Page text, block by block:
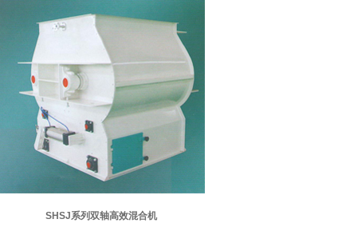
SHSJ系列双轴高效混合机